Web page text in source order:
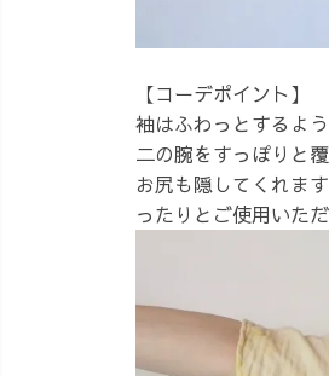
【コーデポイント】
袖はふわっとするよ
二の腕をすっぽりと
お尻も隠してくれま
ったりとご使用いた